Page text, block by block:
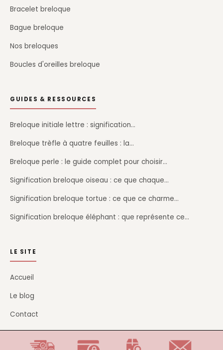
Bracelet breloque
Bague breloque
Nos breloques
Boucles d'oreilles breloque
GUIDES & RESSOURCES
Breloque initiale lettre : signification…
Breloque trèfle à quatre feuilles : la…
Breloque perle : le guide complet pour choisir…
Signification breloque oiseau : ce que chaque…
Signification breloque tortue : ce que ce charme…
Signification breloque éléphant : que représente ce…
LE SITE
Accueil
Le blog
Contact